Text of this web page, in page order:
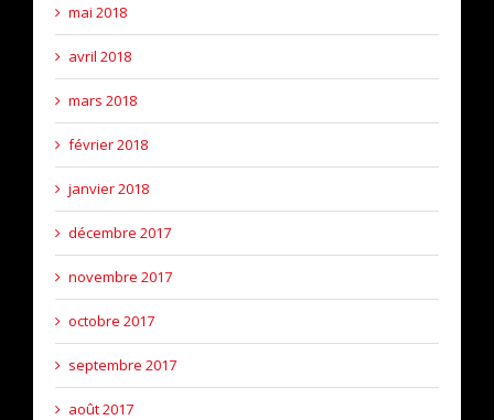
mai 2018
avril 2018
mars 2018
février 2018
janvier 2018
décembre 2017
novembre 2017
octobre 2017
septembre 2017
août 2017